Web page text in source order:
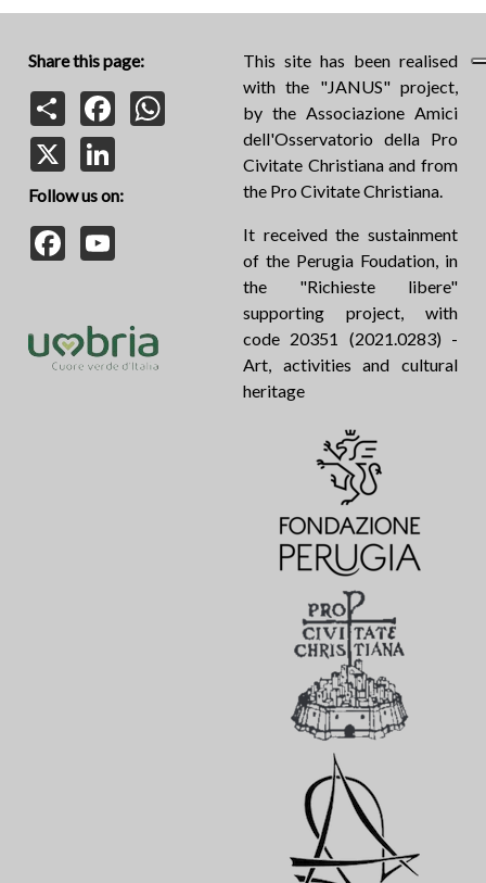
Share this page:
Share
Facebook
Follow us on:
Facebook
This site has been realised
with the "JANUS" project,
by the Associazione Amici
dell'Osservatorio della Pro
Civitate Christiana and from
the Pro Civitate Christiana.
It received the sustainment
of the Perugia Foudation, in
the "Richieste libere"
supporting project, with
code 20351 (2021.0283) -
Art, activities and cultural
heritage